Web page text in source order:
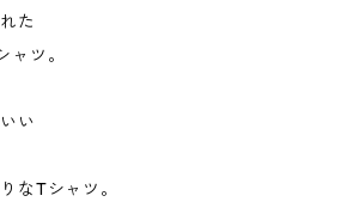
た
ツ。
い
なTシャツ。